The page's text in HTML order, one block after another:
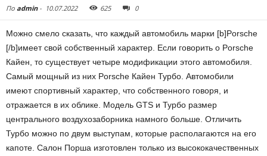
По admin- 10.07.2022 625 0
Можно смело сказать, что каждый автомобиль марки [b]Porsche
[/b]имеет свой собственный характер. Если говорить о Porsche
Кайен, то существует четыре модификации этого автомобиля.
Самый мощный из них Porsche Кайен Турбо. Автомобили
имеют спортивный характер, что собственного говоря, и
отражается в их облике. Модель GTS и Турбо размер
центрального воздухозаборника намного больше. Отличить
Турбо можно по двум выступам, которые располагаются на его
капоте. Салон Порша изготовлен только из высококачественных